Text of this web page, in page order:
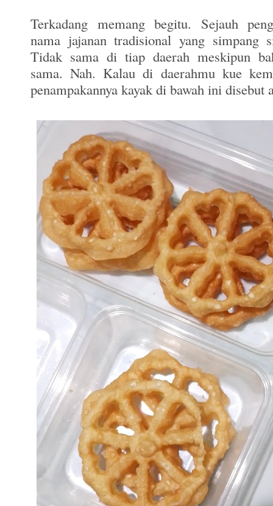
Terkadang memang begitu. Sejauh
nama jajanan tradisional yang simpang
Tidak sama di tiap daerah meskipun
sama. Nah. Kalau di daerahmu kue
penampakannya kayak di bawah ini disebut